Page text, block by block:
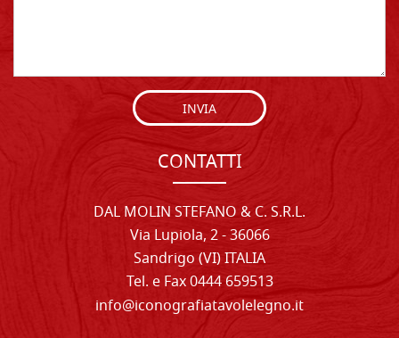
INVIA
CONTATTI
DAL MOLIN STEFANO & C. S.R.L.
Via Lupiola, 2 - 36066
Sandrigo (VI) ITALIA
Tel. e Fax 0444 659513
info@iconografiatavolelegno.it